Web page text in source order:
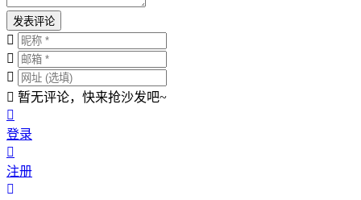
发表评论
暂无评论，快来抢沙发吧~
登录
注册